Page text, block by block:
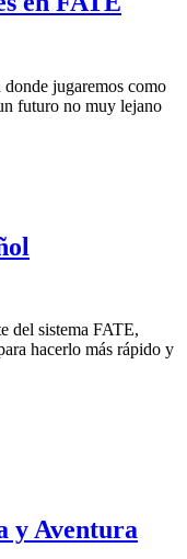
jugaremos como
futuro no muy lejano
del sistema FATE,
hacerlo más rápido y
y Aventura